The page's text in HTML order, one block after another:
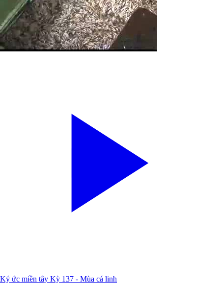
Ký ức miền tây Kỳ 137 - Mùa cá linh